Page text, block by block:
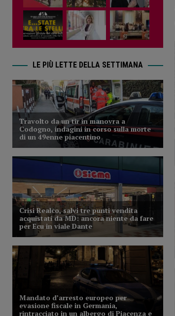
LE PIÙ LETTE DELLA SETTIMANA